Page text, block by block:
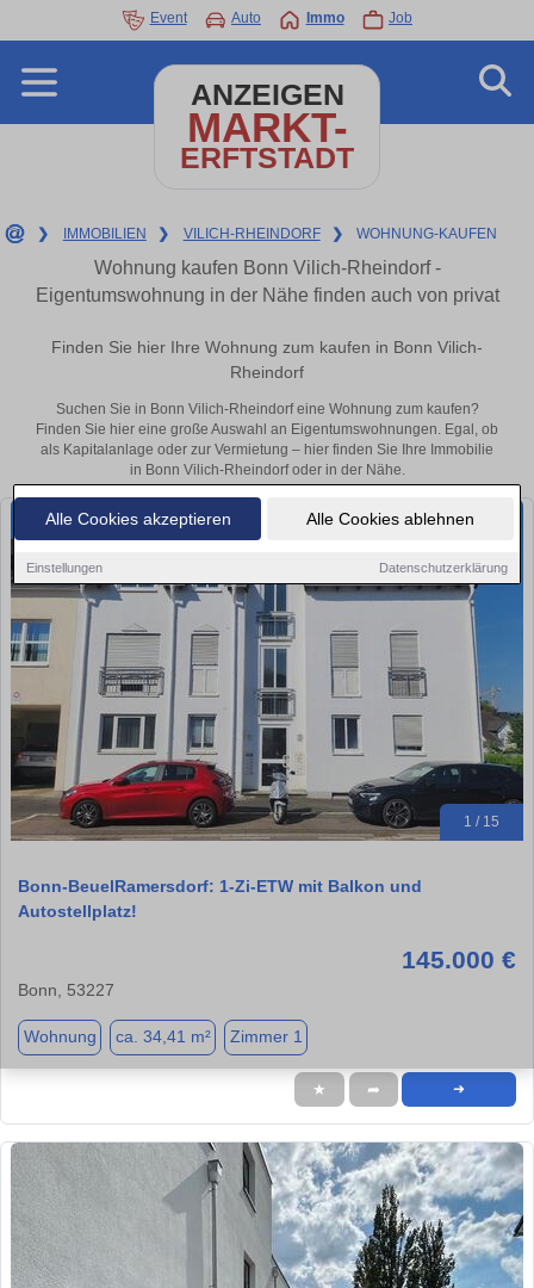
Alle Cookies akzeptieren Alle Cookies ablehnen
Einstellungen Datenschutzerklärung
Event Auto Immo Job
ANZEIGEN
MARKT-
ERFTSTADT
❯ IMMOBILIEN ❯ VILICH-RHEINDORF ❯ WOHNUNG-KAUFEN
Wohnung kaufen Bonn Vilich-Rheindorf -
Eigentumswohnung in der Nähe finden auch von privat
Finden Sie hier Ihre Wohnung zum kaufen in Bonn Vilich-
Rheindorf
Suchen Sie in Bonn Vilich-Rheindorf eine Wohnung zum kaufen?
Finden Sie hier eine große Auswahl an Eigentumswohnungen. Egal, ob
als Kapitalanlage oder zur Vermietung – hier finden Sie Ihre Immobilie
in Bonn Vilich-Rheindorf oder in der Nähe.
1 / 15
Bonn-BeuelRamersdorf: 1-Zi-ETW mit Balkon und
Autostellplatz!
145.000 €
Bonn, 53227
Wohnung ca. 34,41 m² Zimmer 1
★ ➦ ➜